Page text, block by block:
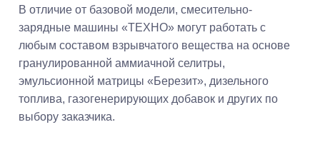
В отличие от базовой модели, смесительно-
зарядные машины «ТЕХНО» могут работать с
любым составом взрывчатого вещества на основе
гранулированной аммиачной селитры,
эмульсионной матрицы «Березит», дизельного
топлива, газогенерирующих добавок и других по
выбору заказчика.